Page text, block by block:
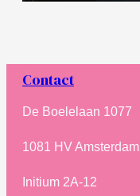
Contact
De Boelelaan 1077
1081 HV Amsterdam
Initium 2A-12